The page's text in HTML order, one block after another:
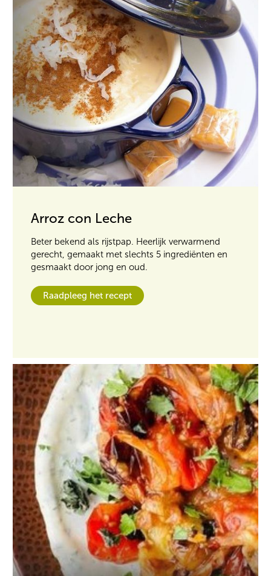
Arroz con Leche
Beter bekend als rijstpap. Heerlijk verwarmend
gerecht, gemaakt met slechts 5 ingrediënten en
gesmaakt door jong en oud.
Raadpleeg het recept